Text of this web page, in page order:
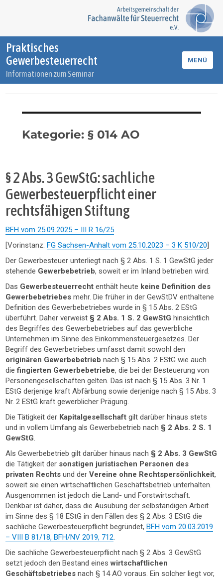
Praktisches
Gewerbesteuerrecht
Informationen zum Seminar
MENÜ
Kategorie: § 014 AO
§ 2 Abs. 3 GewStG: sachliche
Gewerbesteuerpflicht einer
rechtsfähigen Stiftung
BFH vom 25.09.2025 – III R 16/25
[Vorinstanz:FG Sachsen-Anhalt vom 25.10.2023 – 3 K 510/20]
Der Gewerbesteuer unterliegt nach § 2 Abs. 1 S. 1 GewStG jeder
stehende Gewerbebetrieb, soweit er im Inland betrieben wird.
Das Gewerbesteuerrechtenthält heute keine Definition des
Gewerbebetriebesmehr. Die früher in der GewStDV enthaltene
Definition des Gewerbebetriebes wurde in § 15 Abs. 2 EStG
überführt. Daher verweist § 2 Abs. 1 S. 2 GewStG hinsichtlich
des Begriffes des Gewerbebetriebes auf das gewerbliche
Unternehmen im Sinne des Einkommensteuergesetzes. Der
Begriff des Gewerbetriebes umfasst damit sowohl den
originären Gewerbebetrieb nach § 15 Abs. 2 EStG wie auch
diefingierten Gewerbebetriebe, die bei der Besteuerung von
Personengesellschaften gelten. Das ist nach § 15 Abs. 3 Nr. 1
EStG derjenige kraft Abfärbung sowie derjenige nach § 15 Abs. 3
Nr. 2 EStG kraft gewerblicher Prägung.
Die Tätigkeit der Kapitalgesellschaftgilt darüber hinaus stets
und in vollem Umfang als Gewerbebetrieb nach § 2 Abs. 2 S. 1
GewStG.
Als Gewerbebetrieb gilt darüber hinaus nach § 2 Abs. 3 GewStG
die Tätigkeit der sonstigen juristischen Personen des
privaten Rechts und derVereine ohne Rechtspersönlichkeit,
soweit sie einen wirtschaftlichen Geschäftsbetrieb unterhalten.
Ausgenommen ist jedoch die Land- und Forstwirtschaft.
Denkbar ist daher, dass die Ausübung der selbständigen Arbeit
im Sinne des § 18 EStG in den Fällen des § 2 Abs. 3 EStG die
sachliche Gewerbesteuerpflicht begründet,BFH vom 20.03.2019
– VIII B 81/18, BFH/NV 2019, 712.
Die sachliche Gewerbesteuerpflicht nach § 2 Abs. 3 GewStG
setzt jedoch den Bestand eineswirtschaftlichen
Geschäftsbetriebes nach § 14 AO voraus. Ein solcher liegt vor,